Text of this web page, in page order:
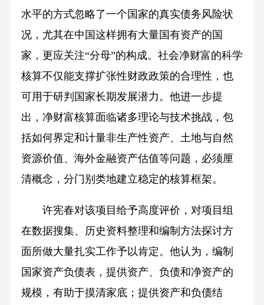
水平的方式忽略了一个国家的真实债务风险状
况，尤其在中国这样拥有大量国有资产的国
家，更应关注“分母”的构成。社会净财富的科学
核算不仅能支撑扩张性财政政策的合理性，也
可用于研判国家长期发展潜力。他进一步提
出，净财富核算面临诸多理论与技术挑战，包
括如何界定和计量非生产性资产、土地与自然
资源价值、海外金融资产估值等问题，必须厘
清概念，分门别类地建立稳定的核算框架。
许宪春对该项目给予高度评价，对项目组
在数据搜集、历史资料整理和编制方法探讨方
面所做大量扎实工作予以肯定。他认为，编制
国家资产负债表，提供资产、负债和净资产的
规模，有助于摸清家底；提供资产和负债结